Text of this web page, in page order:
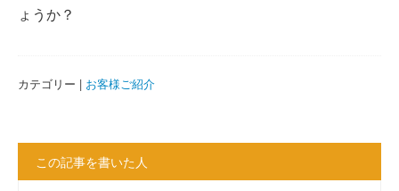
ょうか？
カテゴリー | お客様ご紹介
この記事を書いた人